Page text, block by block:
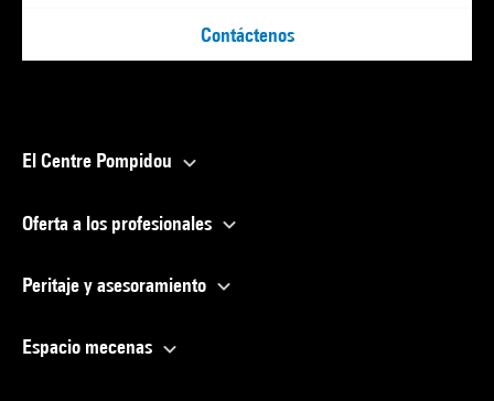
Contáctenos
El Centre Pompidou
Oferta a los profesionales
Peritaje y asesoramiento
Espacio mecenas